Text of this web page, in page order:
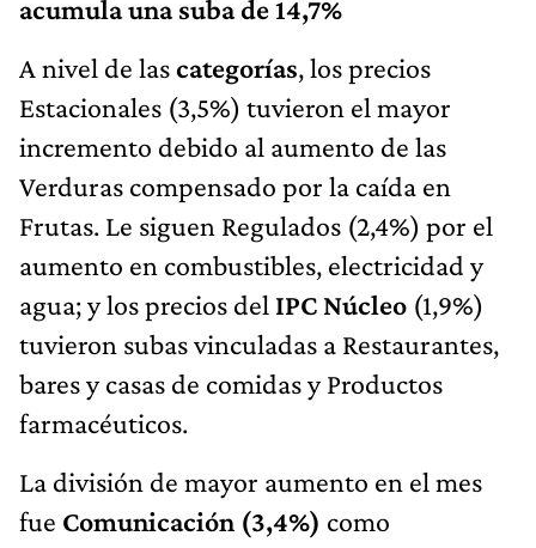
acumula una suba de 14,7%
A nivel de lascategorías, los precios
Estacionales (3,5%) tuvieron el mayor
incremento debido al aumento de las
Verduras compensado por la caída en
Frutas. Le siguen Regulados (2,4%) por el
aumento en combustibles, electricidad y
agua; y los precios del IPC Núcleo (1,9%)
tuvieron subas vinculadas a Restaurantes,
bares y casas de comidas y Productos
farmacéuticos.
La división de mayor aumento en el mes
fue Comunicación (3,4%) como